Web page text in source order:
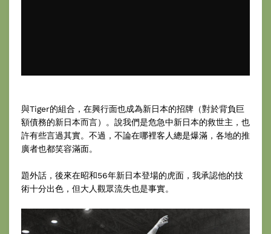
與Tiger的組合，在興行面也成為新日本的招牌（對於背負巨
額債務的新日本而言）。說我們是危急中新日本的救世主，也
許有些言過其實。不過，不論在哪裡客人總是爆滿，各地的推
廣者也都笑容滿面。
題外話，後來在昭和56年新日本登場的虎面，我承認他的技
術十分出色，但大人觀眾流失也是事實。